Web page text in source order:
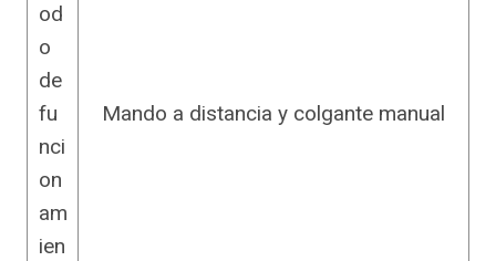
od
o
de
fu
nci
on
am
ien
Mando a distancia y colgante manual